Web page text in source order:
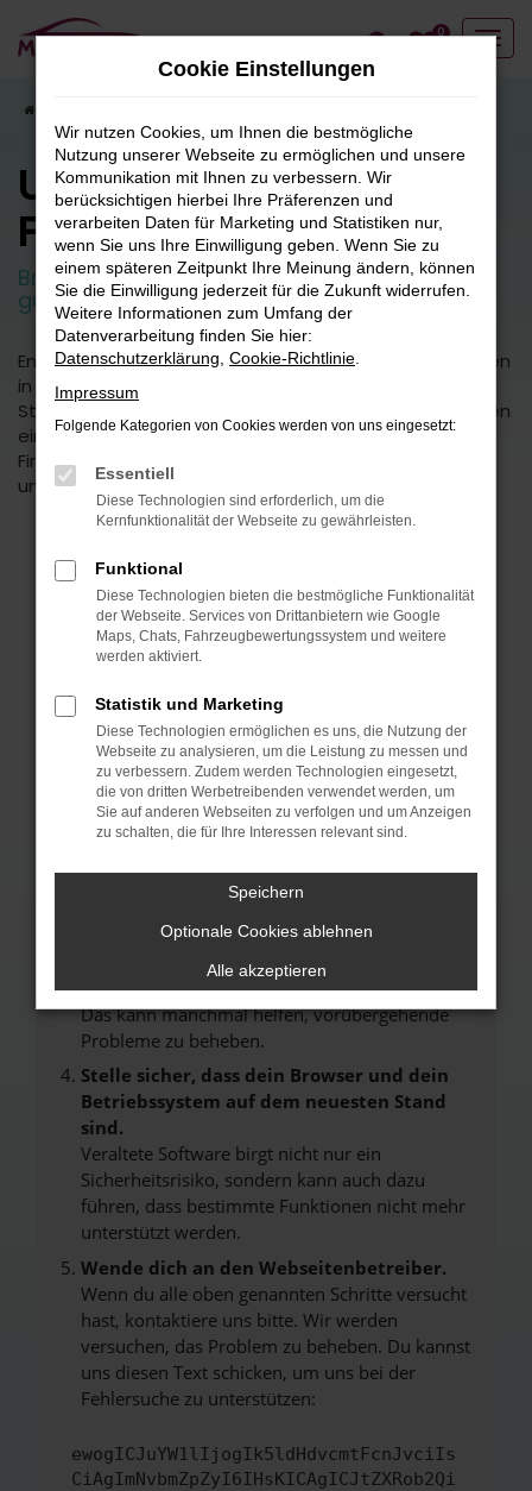
Zum
Hauptinhalt
0
Unser
Fahrzeugbestand
Breite Auswahl an attraktiven Neuwagen und
guten Gebrauchtfahrzeugen.
Entdecken Sie unsere vielfältige Auswahl an Fahrzeugen
in unserem umfangreichen Fuhrpark. Von kleinen
Stadtautos bis hin zu geräumigen SUVs bieten wir Ihnen
eine breite Palette an Fahrzeugmodellen und -typen.
Finden Sie das perfekte Fahrzeug für Ihre Bedürfnisse
und Vorlieben.
Fehler: Network Error
Beim Laden ist ein Fehler aufgetreten.
Hier sind ein paar Tipps, die dir helfen können:
Überprüfe deine Firewall und deine
Internetverbindung.
Laden andere Webseiten, zum Beispiel deine
Suchmaschine?
Prüfe deine Browsererweiterungen.
können das Laden bestimmter Seiten
verhindern. Funktioniert die Seite in einem
anderen Browser oder in einem privaten
Starte dein Gerät neu.
Das kann manchmal helfen, vorübergehende
Probleme zu beheben.
Stelle sicher, dass dein Browser und dein
Betriebssystem auf dem neuesten Stand
sind.
Veraltete Software birgt nicht nur ein
Sicherheitsrisiko, sondern kann auch dazu
führen, dass bestimmte Funktionen nicht mehr
unterstützt werden.
Wende dich an den Webseitenbetreiber.
Wenn du alle oben genannten Schritte versucht
hast, kontaktiere uns bitte. Wir werden
versuchen, das Problem zu beheben. Du kannst
uns diesen Text schicken, um uns bei der
Fehlersuche zu unterstützen:
ewogICJuYW1lIjogIk5ldHdvcmtFcnJvciIs
CiAgImNvbmZpZyI6IHsKICAgICJtZXRob2Qi
Cookie Einstellungen
Wir nutzen Cookies, um Ihnen die bestmögliche
Nutzung unserer Webseite zu ermöglichen und unsere
Kommunikation mit Ihnen zu verbessern. Wir
berücksichtigen hierbei Ihre Präferenzen und
verarbeiten Daten für Marketing und Statistiken nur,
wenn Sie uns Ihre Einwilligung geben. Wenn Sie zu
einem späteren Zeitpunkt Ihre Meinung ändern, können
Sie die Einwilligung jederzeit für die Zukunft widerrufen.
Weitere Informationen zum Umfang der
Datenverarbeitung finden Sie hier:
Datenschutzerklärung Cookie-Richtlinie
Impressum
Folgende Kategorien von Cookies werden von uns eingesetzt:
Essentiell
Diese Technologien sind erforderlich, um die
Kernfunktionalität der Webseite zu gewährleisten.
Funktional
Diese Technologien bieten die bestmögliche Funktionalität
der Webseite. Services von Drittanbietern wie Google
Maps, Chats, Fahrzeugbewertungssystem und weitere
werden aktiviert.
Statistik und Marketing
Diese Technologien ermöglichen es uns, die Nutzung der
Webseite zu analysieren, um die Leistung zu messen und
zu verbessern. Zudem werden Technologien eingesetzt,
die von dritten Werbetreibenden verwendet werden, um
Sie auf anderen Webseiten zu verfolgen und um Anzeigen
zu schalten, die für Ihre Interessen relevant sind.
Speichern
Optionale Cookies ablehnen
Alle akzeptieren